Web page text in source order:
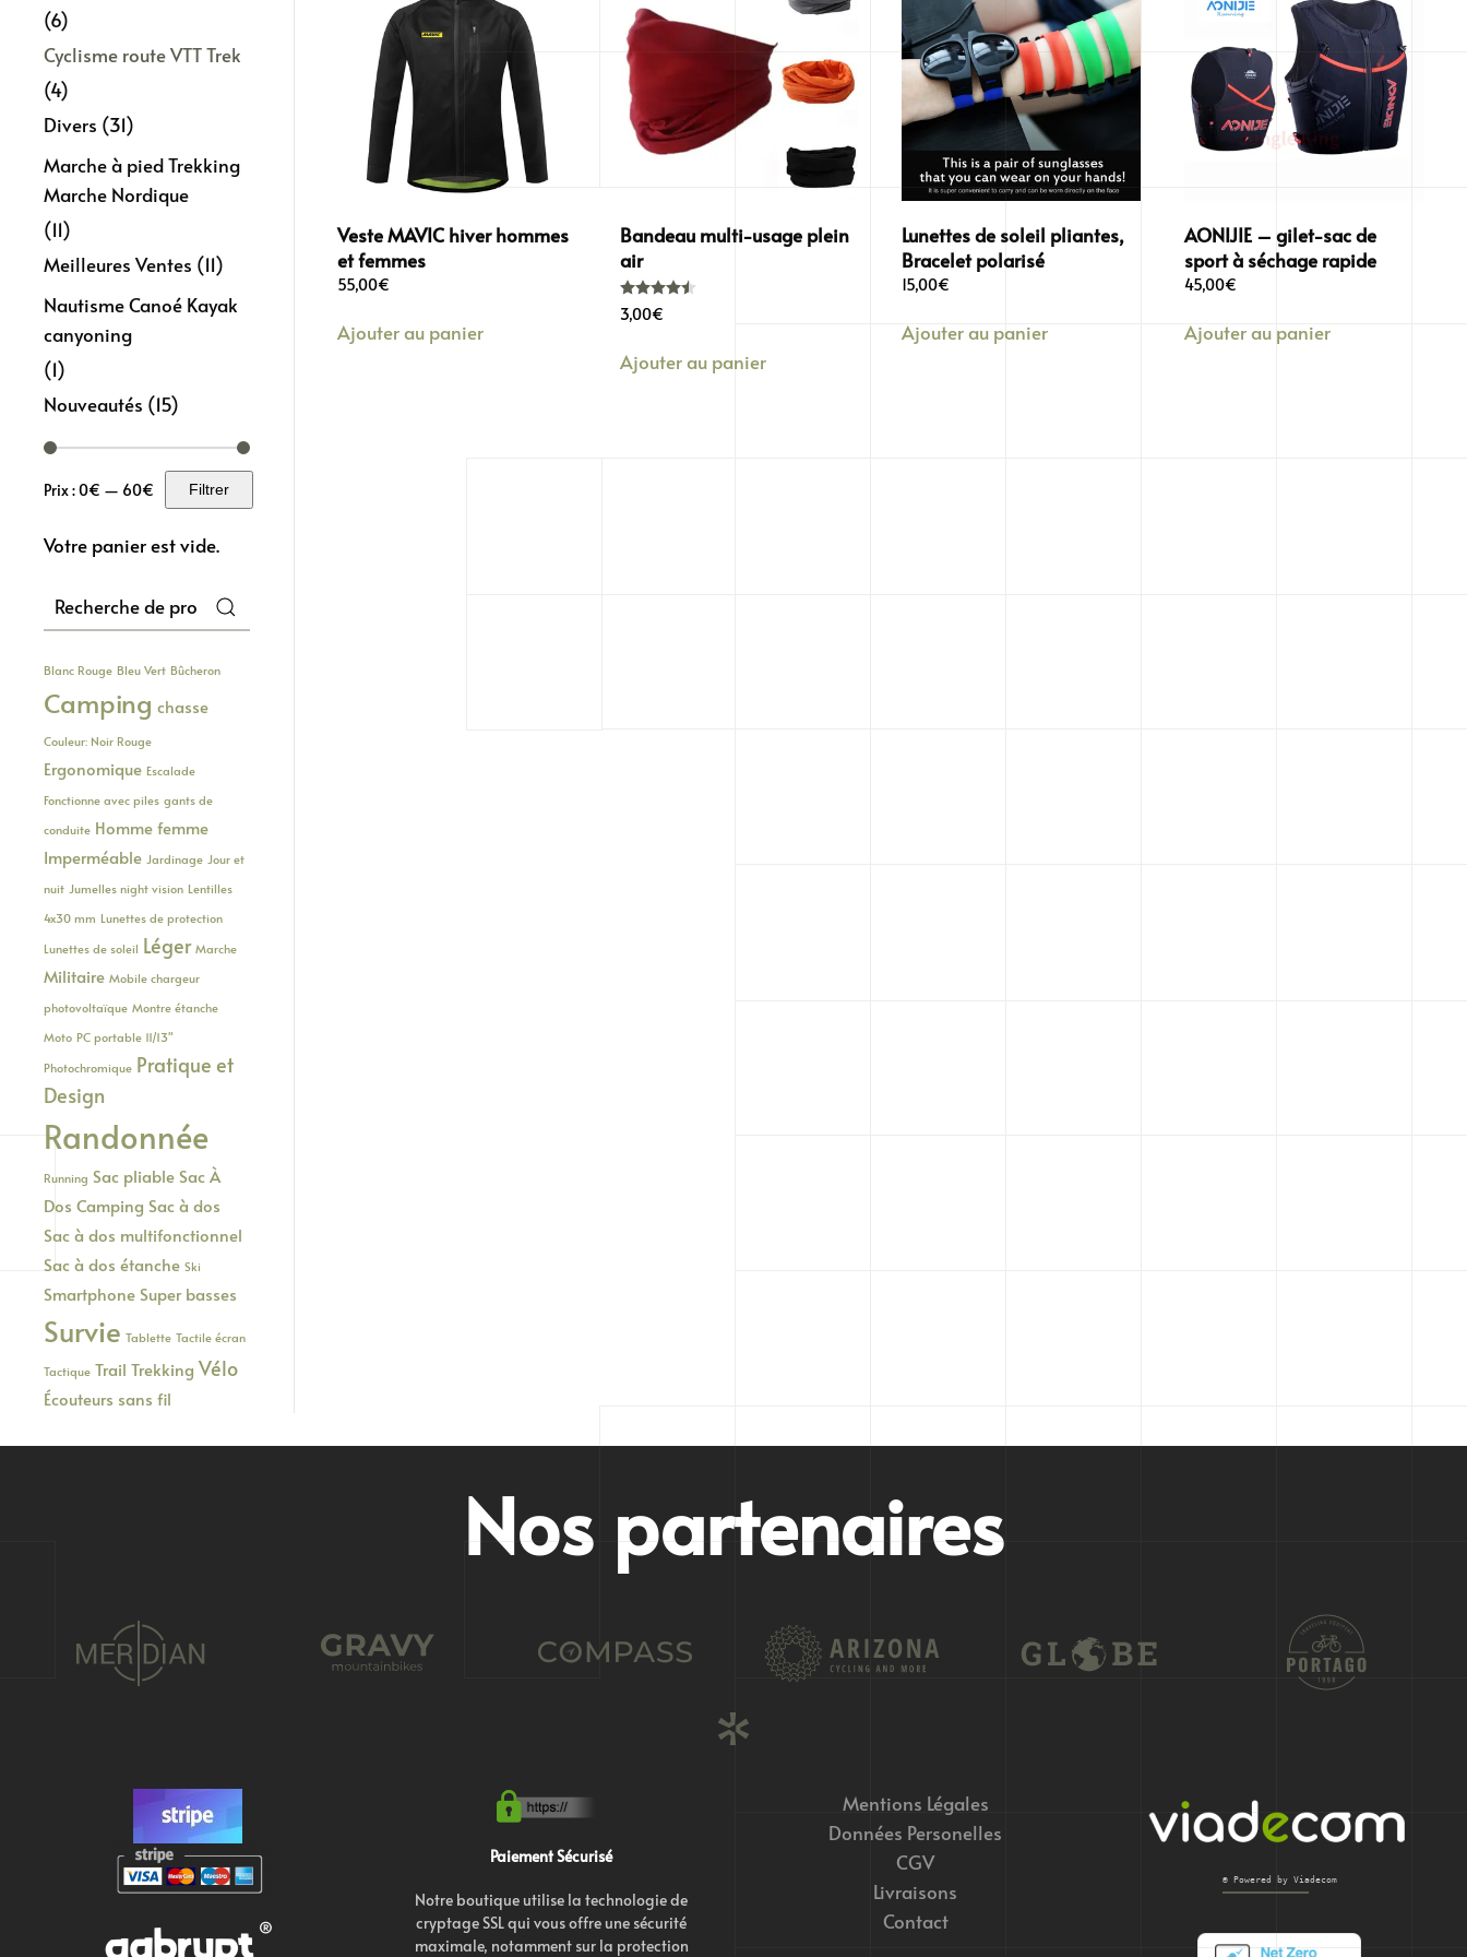
Veste MAVIC hiver hommes
et femmes
55,00€
Ajouter au panier
Bandeau multi-usage plein
air
3,00€
Ajouter au panier
Lunettes de soleil pliantes,
Bracelet polarisé
15,00€
Ajouter au panier
AONIJIE – gilet-sac de
sport à séchage rapide
45,00€
Ajouter au panier
(6)
Cyclisme route VTT Trek
(4)
Divers (31)
Marche à pied Trekking
Marche Nordique
(11)
Meilleures Ventes (11)
Nautisme Canoé Kayak
canyoning
(1)
Nouveautés (15)
Prix
min
Prix
max
Filtrer
Prix :0€ — 60€
Votre panier est vide.
Recherche
pour :
Blanc Rouge Bleu Vert Bûcheron
Camping chasse
Couleur: Noir Rouge
Ergonomique Escalade
Fonctionne avec piles gants de
conduite Homme femme
Imperméable Jardinage Jour et
nuit Jumelles night vision Lentilles
4x30 mm Lunettes de protection
Lunettes de soleil Léger Marche
Militaire Mobile chargeur
photovoltaïque Montre étanche
Moto PC portable 11/13"
Photochromique Pratique et
Design
Randonnée
Running Sac pliable Sac À
Dos Camping Sac à dos
Sac à dos multifonctionnel
Sac à dos étanche Ski
Smartphone Super basses
Survie Tablette Tactile écran
Tactique Trail Trekking Vélo
Écouteurs sans fil
Nos partenaires
Paiement Sécurisé
Notre boutique utilise la technologie de
cryptage SSL qui vous offre une sécurité
maximale, notamment sur la protection
Mentions Légales
Données Personelles
CGV
Livraisons
Contact
© Powered by Viadecom